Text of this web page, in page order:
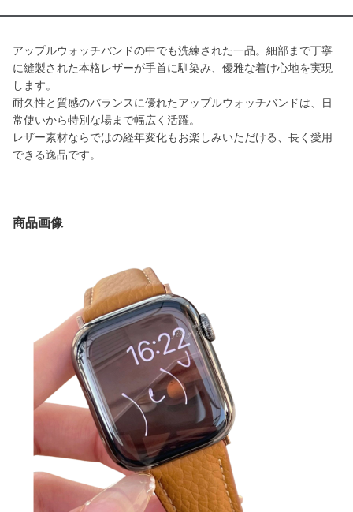
アップルウォッチバンドの中でも洗練された一品。細部まで丁寧
に縫製された本格レザーが手首に馴染み、優雅な着け心地を実現
します。
耐久性と質感のバランスに優れたアップルウォッチバンドは、日
常使いから特別な場まで幅広く活躍。
レザー素材ならではの経年変化もお楽しみいただける、長く愛用
できる逸品です。
商品画像